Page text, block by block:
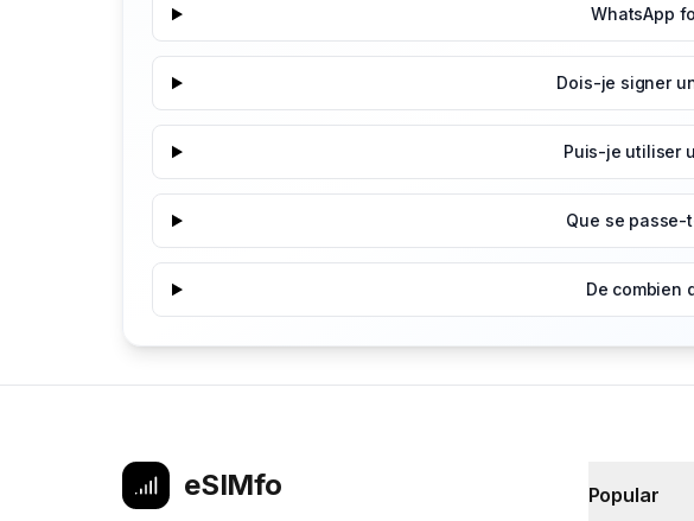
WhatsApp
Dois-je signer
Puis-je utiliser
Que se passe-
De combien
eSIMfo Popular